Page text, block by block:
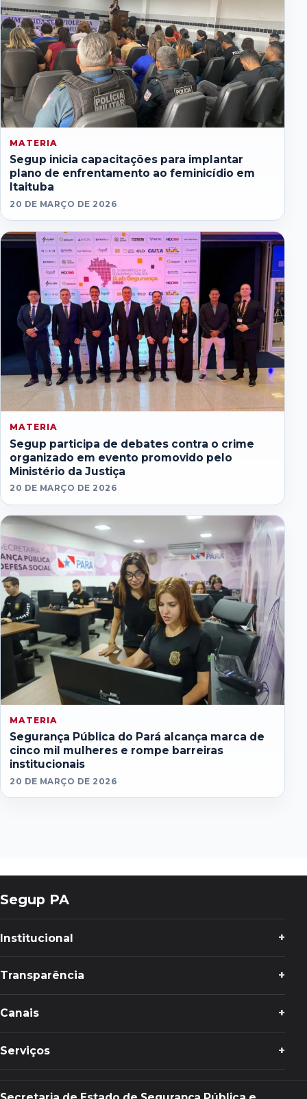
MATERIA
Segup inicia capacitações para implantar
plano de enfrentamento ao feminicídio em
Itaituba
20 DE MARÇO DE 2026
MATERIA
Segup participa de debates contra o crime
organizado em evento promovido pelo
Ministério da Justiça
20 DE MARÇO DE 2026
MATERIA
Segurança Pública do Pará alcança marca de
cinco mil mulheres e rompe barreiras
institucionais
20 DE MARÇO DE 2026
Segup PA
Institucional
Transparência
Canais
Serviços